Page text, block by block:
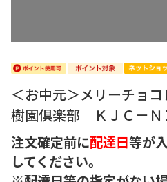
＜お中元＞メリーチョ
樹園倶楽部 ＫＪＣ－Ｎ
注文確定前に配達日等が
してください。